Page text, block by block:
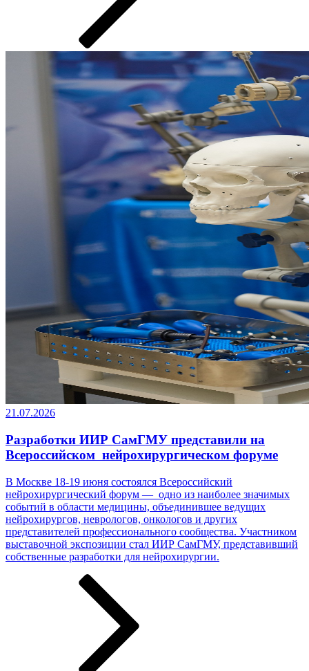
21.07.2026
Разработки ИИР СамГМУ представили на
Всероссийском нейрохирургическом форуме
В Москве 18-19 июня состоялся Всероссийский
нейрохирургический форум — одно из наиболее значимых
событий в области медицины, объединившее ведущих
нейрохирургов, неврологов, онкологов и других
представителей профессионального сообщества. Участником
выставочной экспозиции стал ИИР СамГМУ, представивший
собственные разработки ­­­для нейрохирургии.